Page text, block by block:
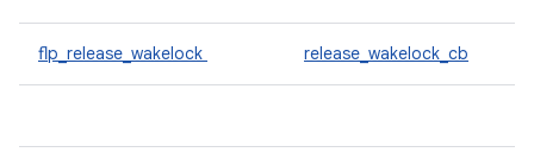
flp_release_wakelock release_wakelock_cb